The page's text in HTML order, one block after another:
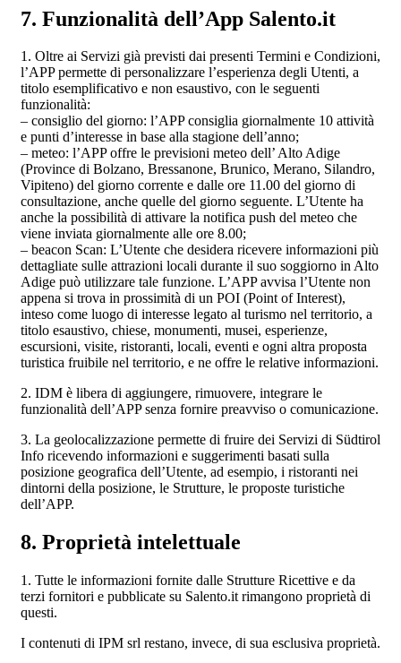
7. Funzionalità dell’App Salento.it
1. Oltre ai Servizi già previsti dai presenti Termini e Condizioni,
l’APP permette di personalizzare l’esperienza degli Utenti, a
titolo esemplificativo e non esaustivo, con le seguenti
funzionalità:
– consiglio del giorno: l’APP consiglia giornalmente 10 attività
e punti d’interesse in base alla stagione dell’anno;
– meteo: l’APP offre le previsioni meteo dell’ Alto Adige
(Province di Bolzano, Bressanone, Brunico, Merano, Silandro,
Vipiteno) del giorno corrente e dalle ore 11.00 del giorno di
consultazione, anche quelle del giorno seguente. L’Utente ha
anche la possibilità di attivare la notifica push del meteo che
viene inviata giornalmente alle ore 8.00;
– beacon Scan: L’Utente che desidera ricevere informazioni più
dettagliate sulle attrazioni locali durante il suo soggiorno in Alto
Adige può utilizzare tale funzione. L’APP avvisa l’Utente non
appena si trova in prossimità di un POI (Point of Interest),
inteso come luogo di interesse legato al turismo nel territorio, a
titolo esaustivo, chiese, monumenti, musei, esperienze,
escursioni, visite, ristoranti, locali, eventi e ogni altra proposta
turistica fruibile nel territorio, e ne offre le relative informazioni.
2. IDM è libera di aggiungere, rimuovere, integrare le
funzionalità dell’APP senza fornire preavviso o comunicazione.
3. La geolocalizzazione permette di fruire dei Servizi di Südtirol
Info ricevendo informazioni e suggerimenti basati sulla
posizione geografica dell’Utente, ad esempio, i ristoranti nei
dintorni della posizione, le Strutture, le proposte turistiche
dell’APP.
8. Proprietà intelettuale
1. Tutte le informazioni fornite dalle Strutture Ricettive e da
terzi fornitori e pubblicate su Salento.it rimangono proprietà di
questi.
I contenuti di IPM srl restano, invece, di sua esclusiva proprietà.